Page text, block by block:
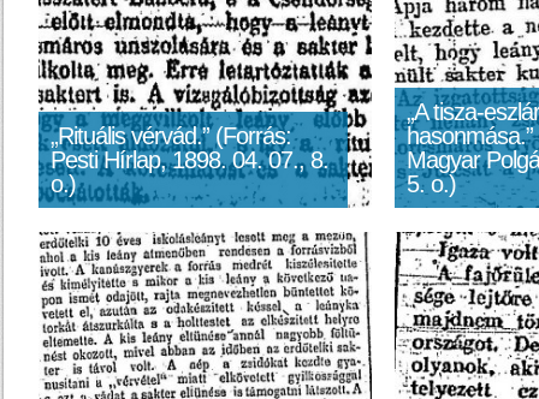
„Rituális vérvád.” (Forrás:
Pesti Hírlap, 1898. 04. 07., 8.
o.)
„A tisza-
Magyar
5. o.)